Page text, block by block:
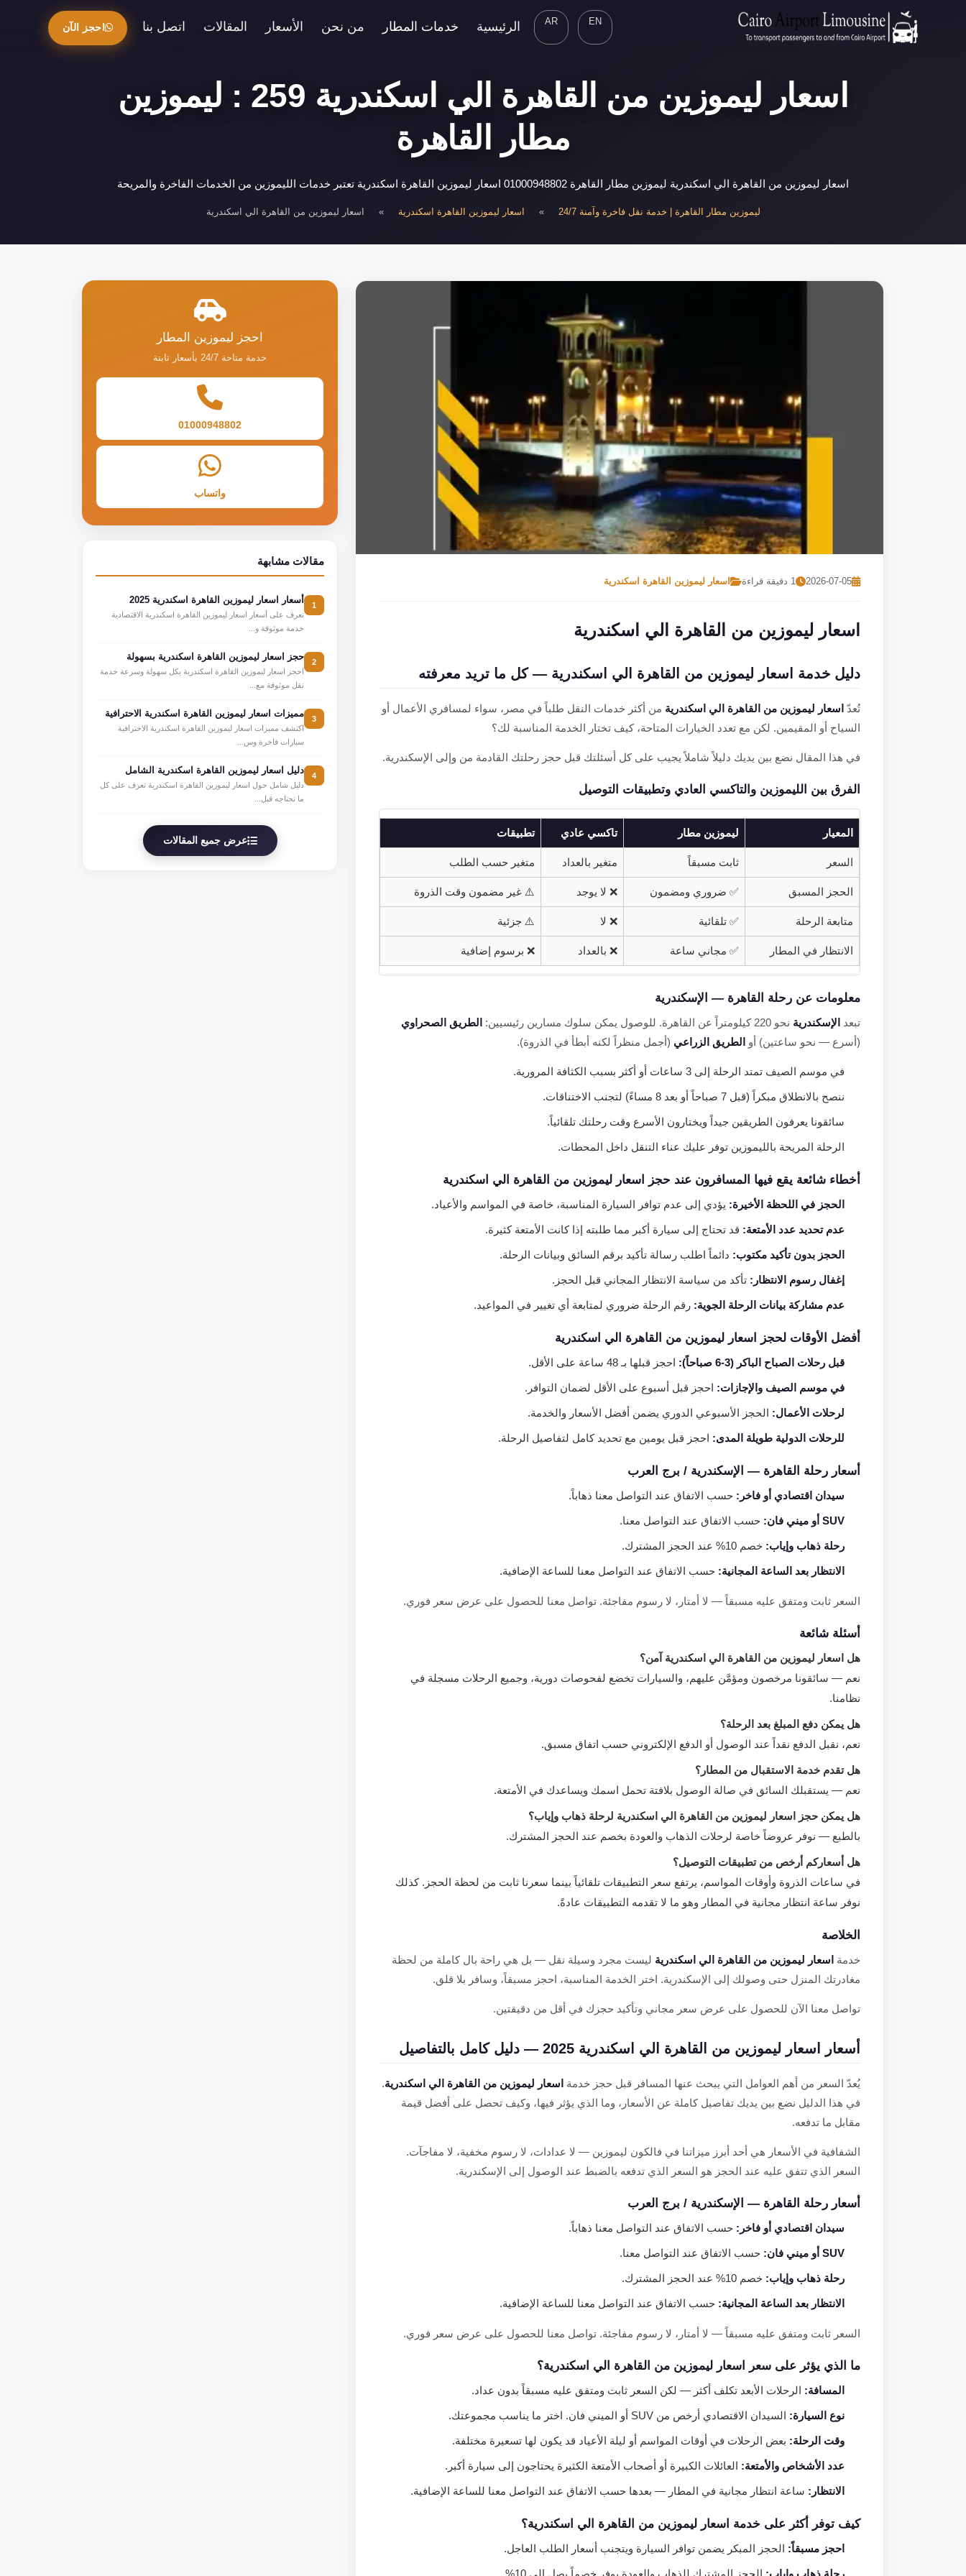
EN
AR الرئيسية خدمات المطار من نحن الأسعار المقالات اتصل بنا احجز الآن
اسعار ليموزين من القاهرة الي اسكندرية 259 : ليموزين
مطار القاهرة
اسعار ليموزين من القاهرة الي اسكندرية ليموزين مطار القاهرة 01000948802 اسعار ليموزين القاهرة اسكندرية تعتبر خدمات الليموزين من الخدمات الفاخرة والمريحة
ليموزين مطار القاهرة | خدمة نقل فاخرة وآمنة 24/7 » اسعار ليموزين القاهرة اسكندرية » اسعار ليموزين من القاهرة الي اسكندرية
2026-07-05 1 دقيقة قراءة اسعار ليموزين القاهرة اسكندرية
اسعار ليموزين من القاهرة الي اسكندرية
دليل خدمة اسعار ليموزين من القاهرة الي اسكندرية — كل ما تريد معرفته
تُعدّ اسعار ليموزين من القاهرة الي اسكندرية من أكثر خدمات النقل طلباً في مصر، سواء لمسافري الأعمال أو
السياح أو المقيمين. لكن مع تعدد الخيارات المتاحة، كيف تختار الخدمة المناسبة لك؟
في هذا المقال نضع بين يديك دليلاً شاملاً يجيب على كل أسئلتك قبل حجز رحلتك القادمة من وإلى الإسكندرية.
الفرق بين الليموزين والتاكسي العادي وتطبيقات التوصيل
المعيار ليموزين مطار تاكسي عادي تطبيقات
السعر ثابت مسبقاً متغير بالعداد متغير حسب الطلب
الحجز المسبق ✅ ضروري ومضمون ❌ لا يوجد ⚠️ غير مضمون وقت الذروة
متابعة الرحلة ✅ تلقائية ❌ لا ⚠️ جزئية
الانتظار في المطار ✅ مجاني ساعة ❌ بالعداد ❌ برسوم إضافية
معلومات عن رحلة القاهرة — الإسكندرية
تبعد الإسكندرية نحو 220 كيلومتراً عن القاهرة. للوصول يمكن سلوك مسارين رئيسيين:
الطريق الصحراوي
(أسرع — نحو ساعتين) أو الطريق الزراعي (أجمل منظراً لكنه أبطأ في الذروة).
في موسم الصيف تمتد الرحلة إلى 3 ساعات أو أكثر بسبب الكثافة المرورية.
ننصح بالانطلاق مبكراً (قبل 7 صباحاً أو بعد 8 مساءً) لتجنب الاختناقات.
سائقونا يعرفون الطريقين جيداً ويختارون الأسرع وقت رحلتك تلقائياً.
الرحلة المريحة بالليموزين توفر عليك عناء التنقل داخل المحطات.
أخطاء شائعة يقع فيها المسافرون عند حجز اسعار ليموزين من القاهرة الي اسكندرية
الحجز في اللحظة الأخيرة: يؤدي إلى عدم توافر السيارة المناسبة، خاصة في المواسم والأعياد.
عدم تحديد عدد الأمتعة: قد تحتاج إلى سيارة أكبر مما طلبته إذا كانت الأمتعة كثيرة.
الحجز بدون تأكيد مكتوب: دائماً اطلب رسالة تأكيد برقم السائق وبيانات الرحلة.
إغفال رسوم الانتظار: تأكد من سياسة الانتظار المجاني قبل الحجز.
عدم مشاركة بيانات الرحلة الجوية: رقم الرحلة ضروري لمتابعة أي تغيير في المواعيد.
أفضل الأوقات لحجز اسعار ليموزين من القاهرة الي اسكندرية
قبل رحلات الصباح الباكر (3-6 صباحاً): احجز قبلها بـ 48 ساعة على الأقل.
في موسم الصيف والإجازات: احجز قبل أسبوع على الأقل لضمان التوافر.
لرحلات الأعمال: الحجز الأسبوعي الدوري يضمن أفضل الأسعار والخدمة.
للرحلات الدولية طويلة المدى: احجز قبل يومين مع تحديد كامل لتفاصيل الرحلة.
أسعار رحلة القاهرة — الإسكندرية / برج العرب
سيدان اقتصادي أو فاخر: حسب الاتفاق عند التواصل معنا ذهاباً.
SUV أو ميني فان: حسب الاتفاق عند التواصل معنا.
رحلة ذهاب وإياب: خصم 10% عند الحجز المشترك.
الانتظار بعد الساعة المجانية: حسب الاتفاق عند التواصل معنا للساعة الإضافية.
السعر ثابت ومتفق عليه مسبقاً — لا أمتار، لا رسوم مفاجئة. تواصل معنا للحصول على عرض سعر فوري.
أسئلة شائعة
هل اسعار ليموزين من القاهرة الي اسكندرية آمن؟
نعم — سائقونا مرخصون ومؤمَّن عليهم، والسيارات تخضع لفحوصات دورية، وجميع الرحلات مسجلة في
نظامنا.
هل يمكن دفع المبلغ بعد الرحلة؟
نعم، نقبل الدفع نقداً عند الوصول أو الدفع الإلكتروني حسب اتفاق مسبق.
هل تقدم خدمة الاستقبال من المطار؟
نعم — يستقبلك السائق في صالة الوصول بلافتة تحمل اسمك ويساعدك في الأمتعة.
هل يمكن حجز اسعار ليموزين من القاهرة الي اسكندرية لرحلة ذهاب وإياب؟
بالطبع — نوفر عروضاً خاصة لرحلات الذهاب والعودة بخصم عند الحجز المشترك.
هل أسعاركم أرخص من تطبيقات التوصيل؟
في ساعات الذروة وأوقات المواسم، يرتفع سعر التطبيقات تلقائياً بينما سعرنا ثابت من لحظة الحجز. كذلك
نوفر ساعة انتظار مجانية في المطار وهو ما لا تقدمه التطبيقات عادةً.
الخلاصة
خدمة اسعار ليموزين من القاهرة الي اسكندرية ليست مجرد وسيلة نقل — بل هي راحة بال كاملة من لحظة
مغادرتك المنزل حتى وصولك إلى الإسكندرية. اختر الخدمة المناسبة، احجز مسبقاً، وسافر بلا قلق.
تواصل معنا الآن للحصول على عرض سعر مجاني وتأكيد حجزك في أقل من دقيقتين.
أسعار اسعار ليموزين من القاهرة الي اسكندرية 2025 — دليل كامل بالتفاصيل
يُعدّ السعر من أهم العوامل التي يبحث عنها المسافر قبل حجز خدمة اسعار ليموزين من القاهرة الي اسكندرية.
في هذا الدليل نضع بين يديك تفاصيل كاملة عن الأسعار، وما الذي يؤثر فيها، وكيف تحصل على أفضل قيمة
مقابل ما تدفعه.
الشفافية في الأسعار هي أحد أبرز ميزاتنا في فالكون ليموزين — لا عدادات، لا رسوم مخفية، لا مفاجآت.
السعر الذي تتفق عليه عند الحجز هو السعر الذي تدفعه بالضبط عند الوصول إلى الإسكندرية.
أسعار رحلة القاهرة — الإسكندرية / برج العرب
سيدان اقتصادي أو فاخر: حسب الاتفاق عند التواصل معنا ذهاباً.
SUV أو ميني فان: حسب الاتفاق عند التواصل معنا.
رحلة ذهاب وإياب: خصم 10% عند الحجز المشترك.
الانتظار بعد الساعة المجانية: حسب الاتفاق عند التواصل معنا للساعة الإضافية.
السعر ثابت ومتفق عليه مسبقاً — لا أمتار، لا رسوم مفاجئة. تواصل معنا للحصول على عرض سعر فوري.
ما الذي يؤثر على سعر اسعار ليموزين من القاهرة الي اسكندرية؟
المسافة: الرحلات الأبعد تكلف أكثر — لكن السعر ثابت ومتفق عليه مسبقاً بدون عداد.
نوع السيارة: السيدان الاقتصادي أرخص من SUV أو الميني فان. اختر ما يناسب مجموعتك.
وقت الرحلة: بعض الرحلات في أوقات المواسم أو ليلة الأعياد قد يكون لها تسعيرة مختلفة.
عدد الأشخاص والأمتعة: العائلات الكبيرة أو أصحاب الأمتعة الكثيرة يحتاجون إلى سيارة أكبر.
الانتظار: ساعة انتظار مجانية في المطار — بعدها حسب الاتفاق عند التواصل معنا للساعة الإضافية.
كيف توفر أكثر على خدمة اسعار ليموزين من القاهرة الي اسكندرية؟
احجز مسبقاً: الحجز المبكر يضمن توافر السيارة ويتجنب أسعار الطلب العاجل.
رحلة ذهاب وإياب: الحجز المشترك للذهاب والعودة يوفر خصماً يصل إلى 10%.
احجز ليموزين المطار
خدمة متاحة 24/7 بأسعار ثابتة
01000948802
واتساب
مقالات مشابهة
1 أسعار اسعار ليموزين القاهرة اسكندرية 2025
تعرف على أسعار اسعار ليموزين القاهرة اسكندرية الاقتصادية
خدمة موثوقة و...
2 حجز اسعار ليموزين القاهرة اسكندرية بسهولة
احجز اسعار ليموزين القاهرة اسكندرية بكل سهولة وسرعة خدمة
نقل موثوقة مع...
3 مميزات اسعار ليموزين القاهرة اسكندرية الاحترافية
اكتشف مميزات اسعار ليموزين القاهرة اسكندرية الاحترافية
سيارات فاخرة وس...
4 دليل اسعار ليموزين القاهرة اسكندرية الشامل
دليل شامل حول اسعار ليموزين القاهرة اسكندرية تعرف على كل
ما تحتاجه قبل...
عرض جميع المقالات